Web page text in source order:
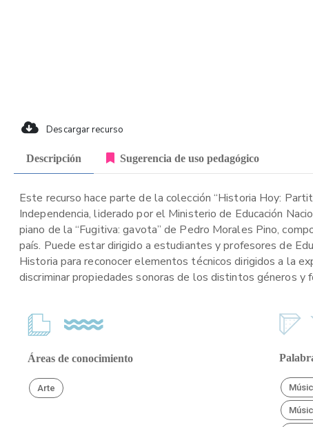
Descargar recurso
Descripción Sugerencia de uso pedagógico
Este recurso hace parte de la colección “Historia Hoy:
Independencia, liderado por el Ministerio de Educación
piano de la “Fugitiva: gavota” de Pedro Morales Pino,
país. Puede estar dirigido a estudiantes y profesores de
Historia para reconocer elementos técnicos dirigidos a la
discriminar propiedades sonoras de los distintos géneros y
Áreas de conocimiento
Arte